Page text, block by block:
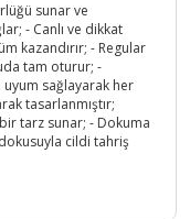
sunar ve
- Canlı ve dikkat
kazandırır; - Regular
tam oturur; -
sağlayarak her
tasarlanmıştır;
tarz sunar; - Dokuma
dokusuyla cildi tahriş